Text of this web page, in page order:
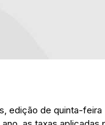
edição de quinta-